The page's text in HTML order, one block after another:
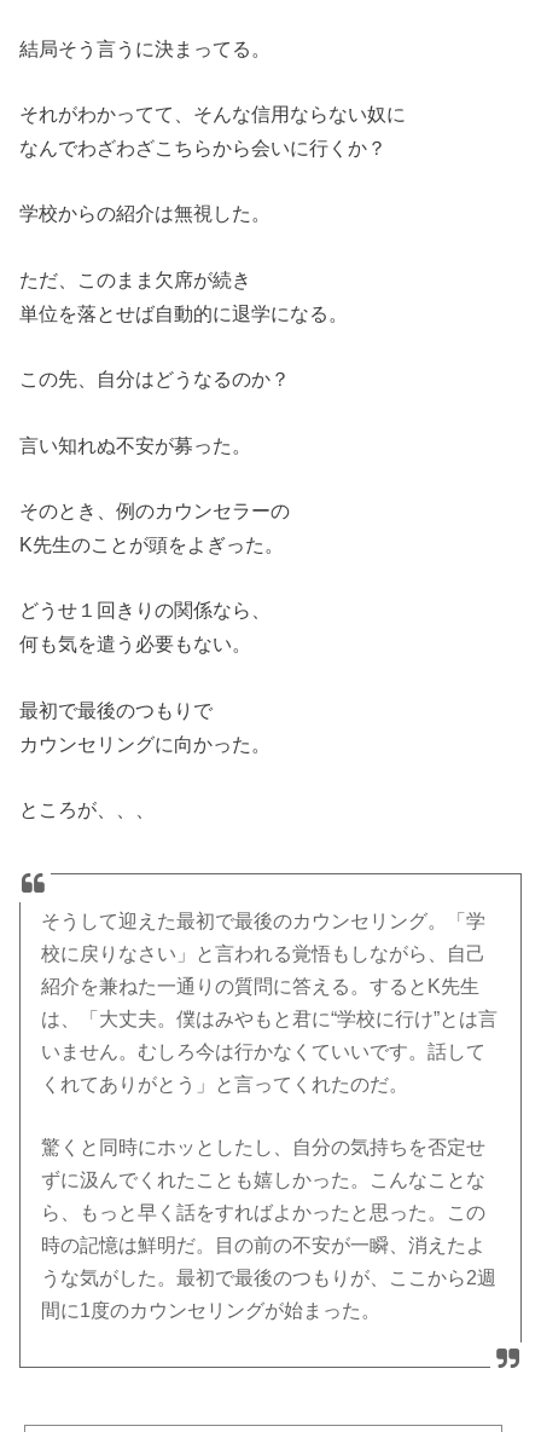
結局そう言うに決まってる。
それがわかってて、そんな信用ならない奴に
なんでわざわざこちらから会いに行くか？
学校からの紹介は無視した。
ただ、このまま欠席が続き
単位を落とせば自動的に退学になる。
この先、自分はどうなるのか？
言い知れぬ不安が募った。
そのとき、例のカウンセラーの
K先生のことが頭をよぎった。
どうせ１回きりの関係なら、
何も気を遣う必要もない。
最初で最後のつもりで
カウンセリングに向かった。
ところが、、、
そうして迎えた最初で最後のカウンセリング。「学
校に戻りなさい」と言われる覚悟もしながら、自己
紹介を兼ねた一通りの質問に答える。するとK先生
は、「大丈夫。僕はみやもと君に“学校に行け”とは言
いません。むしろ今は行かなくていいです。話して
くれてありがとう」と言ってくれたのだ。
驚くと同時にホッとしたし、自分の気持ちを否定せ
ずに汲んでくれたことも嬉しかった。こんなことな
ら、もっと早く話をすればよかったと思った。この
時の記憶は鮮明だ。目の前の不安が一瞬、消えたよ
うな気がした。最初で最後のつもりが、ここから2週
間に1度のカウンセリングが始まった。